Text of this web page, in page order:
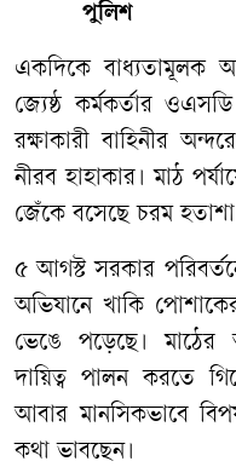
পুলিশ
একদিকে
জ্যেষ্ঠ কর্মকর্তার
রক্ষাকারী বাহিনীর
নীরব হাহাকার। মাঠ
জেঁকে বসেছে চরম
৫ আগস্ট সরকার
অভিযানে খাকি
ভেঙে পড়েছে। মাঠের
দায়িত্ব পালন করতে
আবার মানসিকভাবে
কথা ভাবছেন।